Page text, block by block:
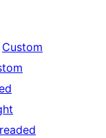
Custom